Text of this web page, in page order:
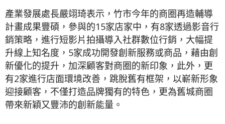
產業發展處長嚴翊琦表示，竹市今年的商圈再造輔導
計畫成果豐碩，參與的15家店家中，有8家透過影音行
銷策略，進行短影片拍攝導入社群數位行銷，大幅提
升線上知名度，5家成功開發創新服務或商品，藉由創
新優化的提升，加深顧客對商圈的新印象，此外，更
有2家進行店面環境改善，跳脫舊有框架，以嶄新形象
迎接顧客，不僅打造品牌獨有的特色，更為舊城商圈
帶來新穎又豐沛的創新能量。